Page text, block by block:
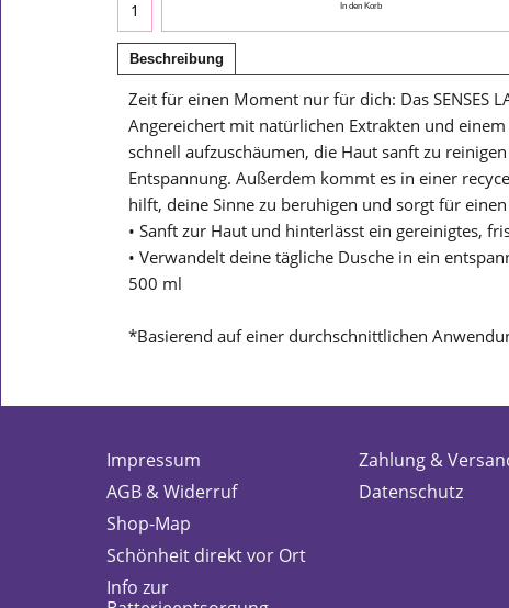
In den Korb
Beschreibung
Zeit für einen Moment nur für dich: Das SENSES
Angereichert mit natürlichen Extrakten und
schnell aufzuschäumen, die Haut sanft zu
Entspannung. Außerdem kommt es in einer
hilft, deine Sinne zu beruhigen und sorgt für
• Sanft zur Haut und hinterlässt ein gereinigtes,
• Verwandelt deine tägliche Dusche in ein
500 ml
*Basierend auf einer durchschnittlichen
Impressum
AGB & Widerruf
Shop-Map
Schönheit direkt vor Ort
Info zur
Zahlung &
Datenschutz